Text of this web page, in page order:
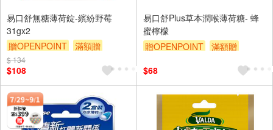
易口舒無糖薄荷錠-繽紛野莓
31gx2
贈OPENPOINT
滿額贈
滿額9折
$ 134
$108
易口舒Plus草本潤喉薄荷糖- 蜂
蜜檸檬
贈OPENPOINT
滿額贈
$68